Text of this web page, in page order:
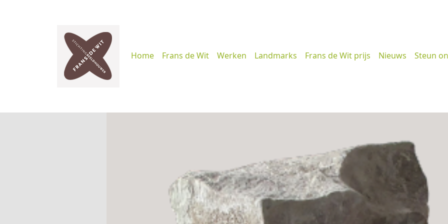
Home Frans de Wit Werken Landmarks Frans de Wit prijs Nieuws Steun